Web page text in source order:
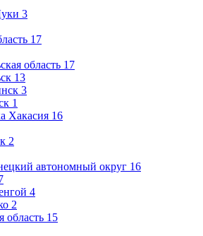
3
17
область 17
13
3
1
Хакасия 16
2
автономный округ 16
4
2
область 15